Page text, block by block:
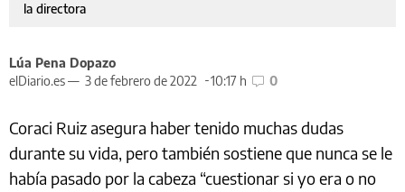
la directora
Lúa Pena Dopazo
elDiario.es — 3 de febrero de 2022 10:17 h 0
Coraci Ruiz asegura haber tenido muchas dudas
durante su vida, pero también sostiene que nunca se le
había pasado por la cabeza “cuestionar si yo era o no